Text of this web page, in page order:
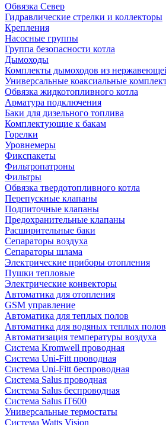
Обвязка Север
Гидравлические стрелки и коллекторы
Крепления
Насосные группы
Группа безопасности котла
Дымоходы
Комплекты дымоходов из
Универсальные коаксиальные
Обвязка жидкотопливного котла
Арматура подключения
Баки для дизельного топлива
Комплектующие к бакам
Горелки
Уровнемеры
Фикспакеты
Фильтропатроны
Фильтры
Обвязка твердотопливного котла
Перепускные клапаны
Подпиточные клапаны
Предохранительные клапаны
Расширительные баки
Сепараторы воздуха
Сепараторы шлама
Электрические приборы отопления
Пушки тепловые
Электрические конвекторы
Автоматика для отопления
GSM управление
Автоматика для теплых полов
Автоматика для водяных теплых полов
Автоматизация температуры воздуха
Система Kromwell проводная
Система Uni-Fitt проводная
Система Uni-Fitt беспроводная
Система Salus проводная
Система Salus беспроводная
Система Salus iT600
Универсальные термостаты
Система Watts Vision